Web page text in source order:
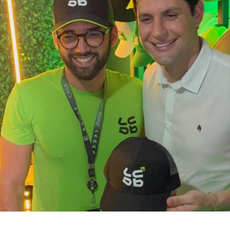
esse resultado ao trabalho desenvolvido pela política
municipal de assistência social. Na avaliação deles, a
atuação da gestão da Secretaria Municipal de Trabalho,
Habitação e Assistência Social, comandada pela
secretária Suzete Pereira, tem contribuído para fortalecer
ações de inclusão social, qualificação e
acompanhamento das famílias, favorecendo a autonomia
financeira e reduzindo a dependência de programas de
transferência de renda.
O estudo também aponta que outros municípios da região
do Seridó, como Ouro Branco, Cruzeta, Jardim do Seridó
e Acari, apresentam indicadores semelhantes em razão
da combinação entre atividade industrial, pecuária
leiteira, comércio, setor público e indicadores de
desenvolvimento humano superiores aos registrados em
boa parte do interior potiguar.